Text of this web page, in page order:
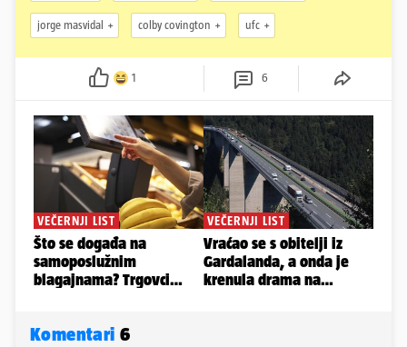
jorge masvidal colby covington ufc
1 6
Komentari 6